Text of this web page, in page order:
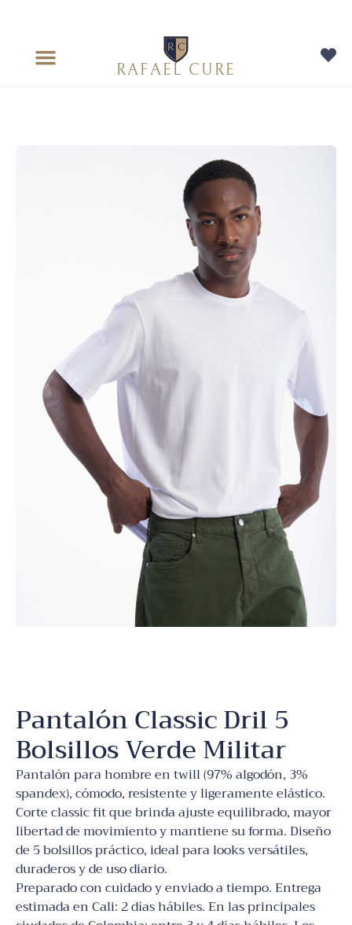
RAFAEL CURE
Pantalón Classic Dril 5
Bolsillos Verde Militar
Pantalón para hombre en twill (97% algodón, 3%
spandex), cómodo, resistente y ligeramente elástico.
Corte classic fit que brinda ajuste equilibrado, mayor
libertad de movimiento y mantiene su forma. Diseño
de 5 bolsillos práctico, ideal para looks versátiles,
duraderos y de uso diario.
Preparado con cuidado y enviado a tiempo. Entrega
estimada en Cali: 2 días hábiles. En las principales